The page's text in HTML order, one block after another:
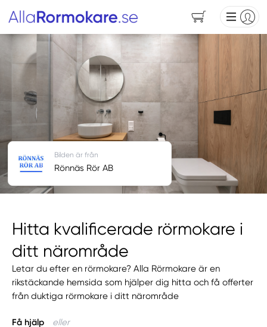
Hitta kvalificerade rörmokare i
ditt närområde
Letar du efter en rörmokare? Alla Rörmokare är en
rikstäckande hemsida som hjälper dig hitta och få offerter
från duktiga rörmokare i ditt närområde
Få hjälp eller
Bilden är från
Rönnäs Rör AB